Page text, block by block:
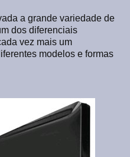
a grande variedade de
dos diferenciais
vez mais um
modelos e formas